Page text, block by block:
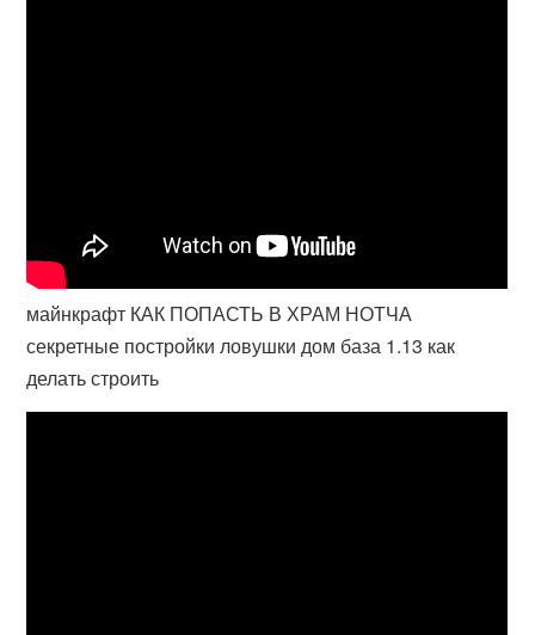
майнкрафт КАК ПОПАСТЬ В ХРАМ НОТЧА
секретные постройки ловушки дом база 1.13 как
делать строить